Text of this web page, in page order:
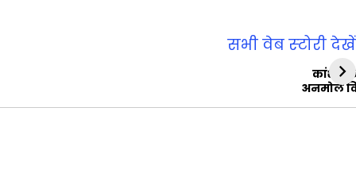
अनमोल
सभी वेब स्‍टोरी देखें